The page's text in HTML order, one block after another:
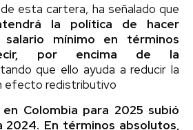
esta cartera, ha señalado que
la política de hacer
salario mínimo en términos
por encima de la
que ello ayuda a reducir la
efecto redistributivo
Colombia para 2025 subió
2024. En términos absolutos,